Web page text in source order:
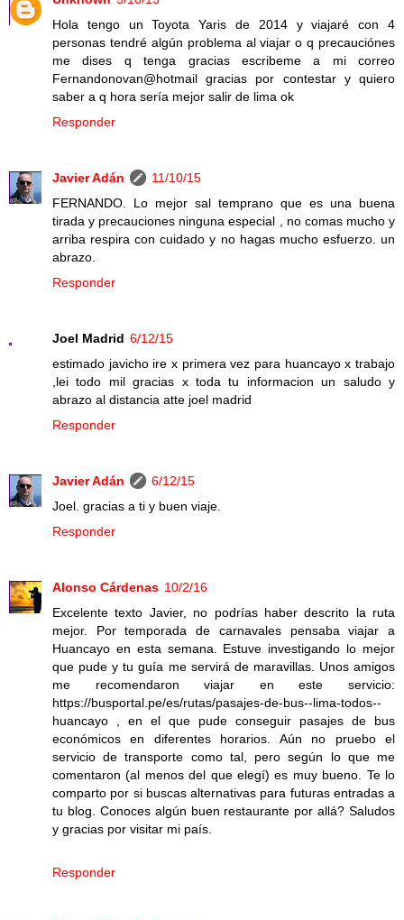
Hola tengo un Toyota Yaris de 2014 y viajaré con 4
personas tendré algún problema al viajar o q precauciónes
me dises q tenga gracias escribeme a mi correo
Fernandonovan@hotmail gracias por contestar y quiero
saber a q hora sería mejor salir de lima ok
Responder
Javier Adán
11/10/15
FERNANDO. Lo mejor sal temprano que es una buena
tirada y precauciones ninguna especial , no comas mucho y
arriba respira con cuidado y no hagas mucho esfuerzo. un
abrazo.
Responder
Joel Madrid 6/12/15
estimado javicho ire x primera vez para huancayo x trabajo
,lei todo mil gracias x toda tu informacion un saludo y
abrazo al distancia atte joel madrid
Responder
Javier Adán
6/12/15
Joel. gracias a ti y buen viaje.
Responder
Alonso Cárdenas 10/2/16
Excelente texto Javier, no podrías haber descrito la ruta
mejor. Por temporada de carnavales pensaba viajar a
Huancayo en esta semana. Estuve investigando lo mejor
que pude y tu guía me servirá de maravillas. Unos amigos
me recomendaron viajar en este servicio:
https://busportal.pe/es/rutas/pasajes-de-bus--lima-todos--
huancayo , en el que pude conseguir pasajes de bus
económicos en diferentes horarios. Aún no pruebo el
servicio de transporte como tal, pero según lo que me
comentaron (al menos del que elegí) es muy bueno. Te lo
comparto por si buscas alternativas para futuras entradas a
tu blog. Conoces algún buen restaurante por allá? Saludos
y gracias por visitar mi país.
Responder